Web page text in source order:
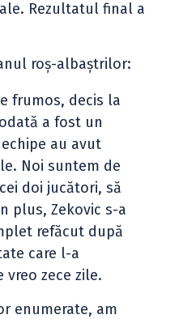
Rezultatul final a
roș-albaștrilor:
frumos, decis la
a fost un
au avut
Noi suntem de
doi jucători, să
plus, Zekovic s-a
refăcut după
care l-a
vreo zece zile.
enumerate, am